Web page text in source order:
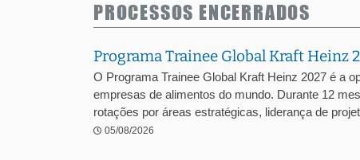
PROCESSOS ENCERRADOS
Programa Trainee Global Kraft Heinz
O Programa Trainee Global Kraft Heinz 2027 é a
empresas de alimentos do mundo. Durante 12
rotações por áreas estratégicas, liderança de
05/08/2026